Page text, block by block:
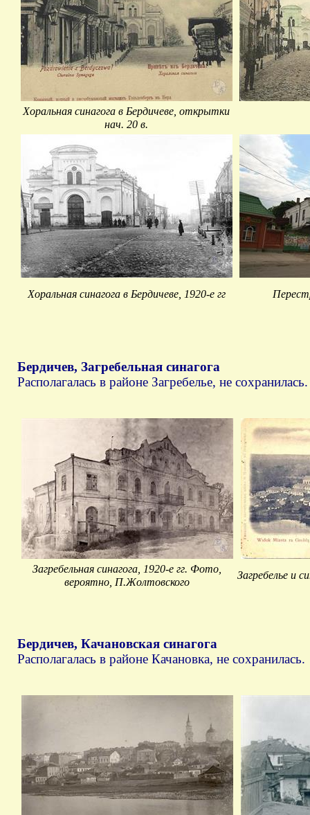
Бердичев, Загребельная синагога
Располагалась в районе Загребелье, не сохранилась.
Загребельная синагога, 1920-е гг. Фото,
вероятно, П.Жолтовского
Загребелье и
Хоральная синагога в Бердичеве, открытки
нач. 20 в.
Хоральная синагога в Бердичеве, 1920-е гг
Бердичев, Качановская синагога
Располагалась в районе Качановка, не сохранилась.